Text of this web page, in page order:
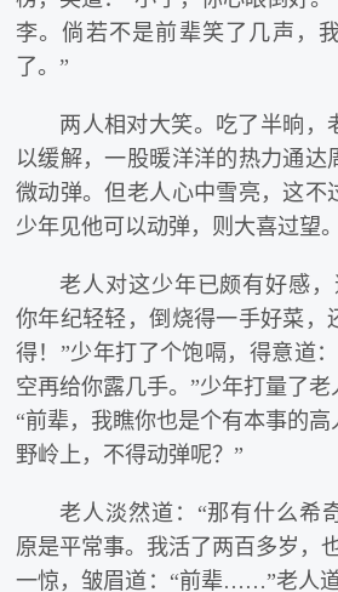
李。倘若不是前辈笑了几声，
了。”
两人相对大笑。吃了半晌，
以缓解，一股暖洋洋的热力通达
微动弹。但老人心中雪亮，这不
少年见他可以动弹，则大喜过望。
老人对这少年已颇有好感
你年纪轻轻，倒烧得一手好菜，
得！”少年打了个饱嗝，得意道
空再给你露几手。”少年打量了老
“前辈，我瞧你也是个有本事的
野岭上，不得动弹呢？”
老人淡然道：“那有什么希
原是平常事。我活了两百多岁，
一惊，皱眉道：“前辈……”老人